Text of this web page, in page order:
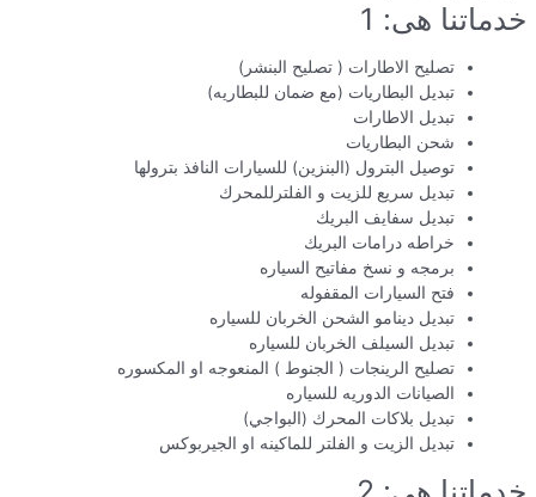
خدماتنا هى: 1
تصليح الاطارات ( تصليح البنشر)
تبديل البطاريات (مع ضمان للبطاريه)
تبديل الاطارات
شحن البطاريات
توصيل البترول (البنزين) للسيارات النافذ بترولها
تبديل سريع للزيت و الفلترللمحرك
تبديل سفايف البريك
خراطه درامات البريك
برمجه و نسخ مفاتيح السياره
فتح السيارات المقفوله
تبديل دينامو الشحن الخربان للسياره
تبديل السيلف الخربان للسياره
تصليح الرينجات ( الجنوط ) المنعوجه او المكسوره
الصيانات الدوريه للسياره
تبديل بلاكات المحرك (البواجي)
تبديل الزيت و الفلتر للماكينه او الجيربوكس